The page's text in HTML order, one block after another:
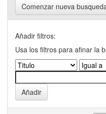
Comenzar nueva
Añadir filtros:
Usa los filtros para afinar la